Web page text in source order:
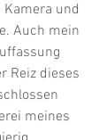
und
Auch mein
Reiz dieses
meines